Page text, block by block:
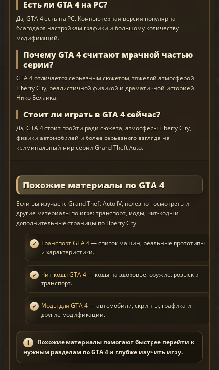
Есть ли GTA 4 на PC?
Да, GTA 4 есть на PC. Компьютерная версия популярна
благодаря настройкам графики и большому количеству
модификаций.
Почему GTA 4 считают мрачной частью
серии?
GTA 4 отличается серьезным сюжетом, тяжелой атмосферой
Liberty City, реалистичной физикой и драматичной историей
Нико Беллика.
Стоит ли играть в GTA 4 сейчас?
Да, GTA 4 стоит пройти ради сюжета, атмосферы Liberty City,
физики автомобилей и более серьезного взгляда на
криминальный мир серии Grand Theft Auto.
Похожие материалы по GTA 4
Если вы изучаете Grand Theft Auto IV, полезно посмотреть и
другие материалы по игре: транспорт, моды, чит-коды и
дополнительные страницы по Liberty City.
Транспорт GTA 4— список машин, реальные прототипы
и характеристики.
Чит-коды GTA 4— коды на здоровье, оружие, розыск и
транспорт.
Моды для GTA 4— автомобили, скрипты, графика и
другие модификации.
Похожие материалы помогают быстрее перейти к
нужным разделам по GTA 4 и глубже изучить игру.